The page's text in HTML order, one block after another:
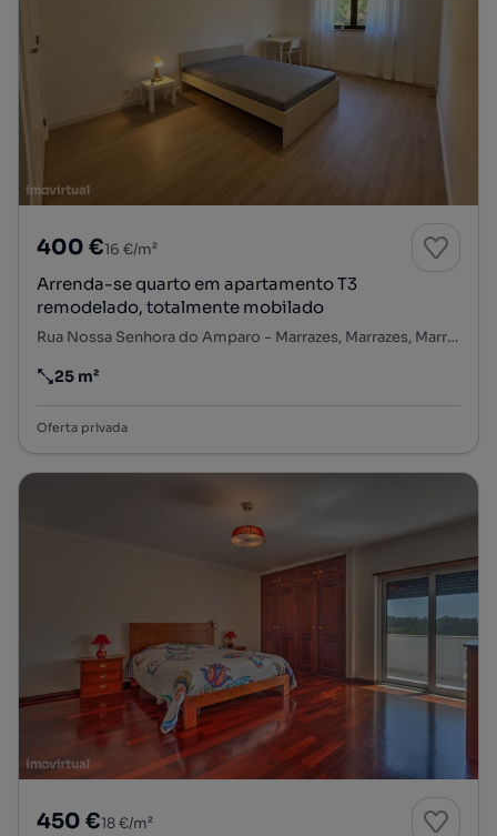
400 €16 €/m²
Arrenda-se quarto em apartamento T3
remodelado, totalmente mobilado
Rua Nossa Senhora do Amparo - Marrazes, Marrazes, Marrazes e Barosa, Leiria, Leiria
Preço por metro quadrado
25 m²
Oferta privada
450 €18 €/m²